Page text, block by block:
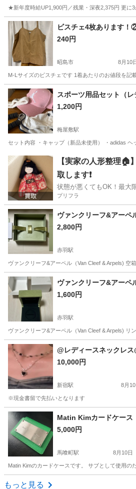
★新年度時給UP1,900円／残業・深夜2,375円 更
神奈川 藤沢市 その他
ビスチェ4枚あります！
240円
昭島市 8月10
M-Lサイズのビスチェです 1着あたりのお値段を
東京 昭島市 服/ファッション
スポーツ用品セット（レ
1,200円
梅屋敷駅
セット内容 ・キャップ（新品未使用） ・adidas
東京 大田区 梅屋敷駅 セーター
【実家の人形整理🏠
取します❗️
状態が悪くてもOK！最大
プリフラ
ヴァンクリーフ&アーペ
2,800円
赤羽駅
ヴァンクリーフ&アーペル（Van Cleef & Arpels)
東京 北区 赤羽駅 小物 ヴァンク
ヴァンクリーフ&アーペ
1,600円
赤羽駅
ヴァンクリーフ&アーペル（Van Cleef & Arpels)
東京 北区
@レディースネックレス
10,000円
新宿駅 8月10
※現金書留で先払いとなります
東京 新宿区 アクセサリー
Matin Kimカードケース
5,000円
馬喰町駅 8月10日
Matin Kimのカードケースです。 サブとして使用
東京 中央区
もっと見る